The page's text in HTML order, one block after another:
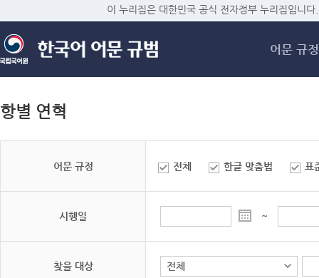
메
이 누리집은 대한민국 공식 전자정부 누리집입니다.
어문 규정
항별 연혁
어문 규정 전체 한글 맞춤법 표
시행일 ~
찾을 대상